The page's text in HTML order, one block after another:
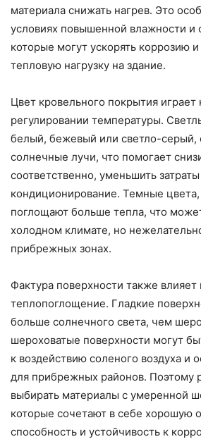
материала снижать нагрев. Это
условиях повышенной влажности и
которые могут ускорять коррозию
тепловую нагрузку на здание.
Цвет кровельного покрытия
регулировании температуры.
белый, бежевый или светло-серый,
солнечные лучи, что помогает
соответственно, уменьшить
кондиционирование. Темные цвета,
поглощают больше тепла, что
холодном климате, но
прибрежных зонах.
Фактура поверхности также влияет
теплопоглощение. Гладкие
больше солнечного света, чем
шероховатые поверхности могут
к воздействию соленого воздуха и
для прибрежных районов. Поэтому
выбирать материалы с умеренной
которые сочетают в себе хорошую
способность и устойчивость к